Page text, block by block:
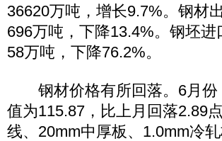
36620万吨，增长9.7%。钢材
696万吨，下降13.4%。钢坯
58万吨，下降76.2%。
钢材价格有所回落。6月份
值为115.87，比上月回落2.89
线、20mm中厚板、1.0mm冷